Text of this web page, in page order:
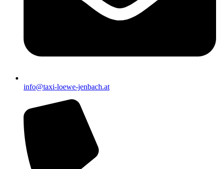
info@taxi-loewe-jenbach.at